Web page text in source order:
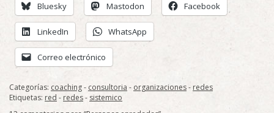
Bluesky Mastodon Facebook
LinkedIn WhatsApp
Correo electrónico
Categorías: coaching- consultoria - organizaciones- redes
Etiquetas: red - redes- sistemico